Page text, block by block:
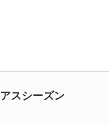
アスシーズン